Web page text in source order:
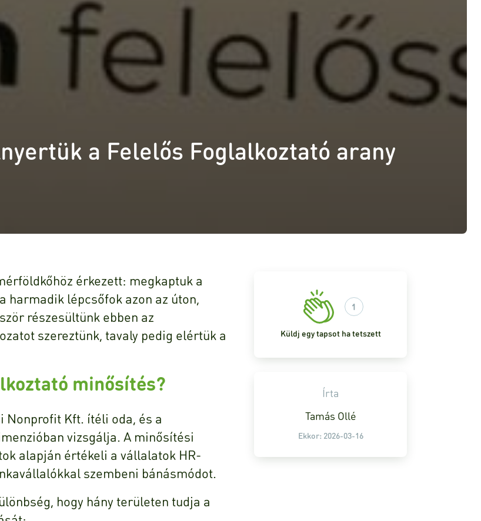
a Felelős Foglalkoztató arany
érkezett: megkaptuk a
harmadik lépcsőfok azon az úton,
részesültünk ebben az
szereztünk, tavaly pedig elértük a
minősítés?
Nonprofit Kft. ítéli oda, és a
vizsgálja. A minősítési
alapján értékeli a vállalatok HR-
szembeni bánásmódot.
hogy hány területen tudja a
1
Küldj egy tapsot ha tetszett
Írta
Tamás Ollé
Ekkor: 2026-03-16